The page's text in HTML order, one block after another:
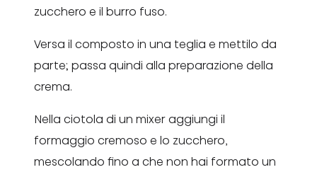
zucchero e il burro fuso.
Versa il composto in una teglia e mettilo da
parte; passa quindi alla preparazione della
crema.
Nella ciotola di un mixer aggiungi il
formaggio cremoso e lo zucchero,
mescolando fino a che non hai formato un